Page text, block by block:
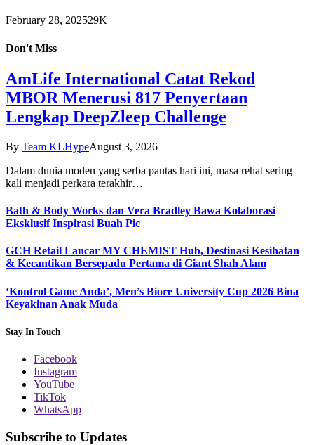
February 28, 202529K
Don't Miss
AmLife International Catat Rekod
MBOR Menerusi 817 Penyertaan
Lengkap DeepZleep Challenge
By Team KLHypeAugust 3, 2026
Dalam dunia moden yang serba pantas hari ini, masa rehat sering
kali menjadi perkara terakhir…
Bath & Body Works dan Vera Bradley Bawa Kolaborasi
Eksklusif Inspirasi Buah Pic
GCH Retail Lancar MY CHEMIST Hub, Destinasi Kesihatan
& Kecantikan Bersepadu Pertama di Giant Shah Alam
‘Kontrol Game Anda’, Men’s Biore University Cup 2026 Bina
Keyakinan Anak Muda
Stay In Touch
Facebook
Instagram
YouTube
TikTok
WhatsApp
Subscribe to Updates